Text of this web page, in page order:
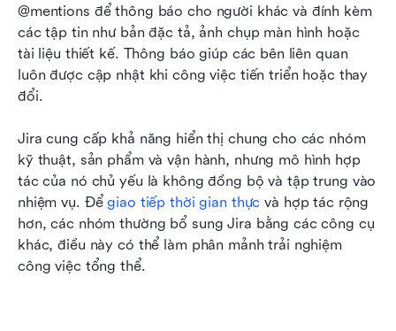
@mentions để thông báo cho người khác và đính kèm
các tập tin như bản đặc tả, ảnh chụp màn hình hoặc
tài liệu thiết kế. Thông báo giúp các bên liên quan
luôn được cập nhật khi công việc tiến triển hoặc thay
đổi.
Jira cung cấp khả năng hiển thị chung cho các nhóm
kỹ thuật, sản phẩm và vận hành, nhưng mô hình hợp
tác của nó chủ yếu là không đồng bộ và tập trung vào
nhiệm vụ. Để giao tiếp thời gian thực và hợp tác rộng
hơn, các nhóm thường bổ sung Jira bằng các công cụ
khác, điều này có thể làm phân mảnh trải nghiệm
công việc tổng thể.